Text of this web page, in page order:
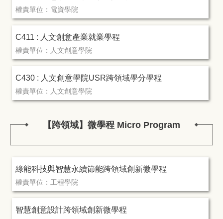
權責單位：電資學院
C411 : 人文創意產業就業學程
權責單位：人文創意學院
C430 : 人文創意學院USR跨領域學分學程
權責單位：人文創意學院
【跨領域】微學程 Micro Program
綠能科技與智慧永續節能跨領域創新微學程
權責單位：工程學院
智慧創意設計跨領域創新微學程